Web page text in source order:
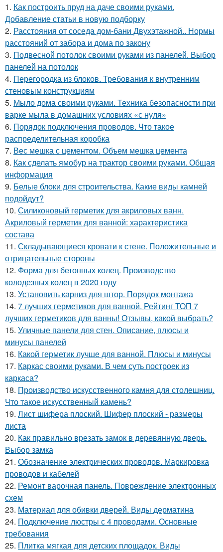
1. Как построить пруд на даче своими руками.
Добавление статьи в новую подборку
2. Расстояния от соседа дом-бани Двухэтажной.. Нормы
расстояний от забора и дома по закону
3. Подвесной потолок своими руками из панелей. Выбор
панелей на потолок
4. Перегородка из блоков. Требования к внутренним
стеновым конструкциям
5. Мыло дома своими руками. Техника безопасности при
варке мыла в домашних условиях «с нуля»
6. Порядок подключения проводов. Что такое
распределительная коробка
7. Вес мешка с цементом. Объем мешка цемента
8. Как сделать ямобур на трактор своими руками. Общая
информация
9. Белые блоки для строительства. Какие виды камней
подойдут?
10. Силиконовый герметик для акриловых ванн.
Акриловый герметик для ванной: характеристика
состава
11. Складывающиеся кровати к стене. Положительные и
отрицательные стороны
12. Форма для бетонных колец. Производство
колодезных колец в 2020 году
13. Установить карниз для штор. Порядок монтажа
14. 7 лучших герметиков для ванной. Рейтинг ТОП 7
лучших герметиков для ванны! Отзывы, какой выбрать?
15. Уличные панели для стен. Описание, плюсы и
минусы панелей
16. Какой герметик лучше для ванной. Плюсы и минусы
17. Каркас своими руками. В чем суть построек из
каркаса?
18. Производство искусственного камня для столешниц.
Что такое искусственный камень?
19. Лист шифера плоский. Шифер плоский - размеры
листа
20. Как правильно врезать замок в деревянную дверь.
Выбор замка
21. Обозначение электрических проводов. Маркировка
проводов и кабелей
22. Ремонт варочная панель. Повреждение электронных
схем
23. Материал для обивки дверей. Виды дерматина
24. Подключение люстры с 4 проводами. Основные
требования
25. Плитка мягкая для детских площадок. Виды